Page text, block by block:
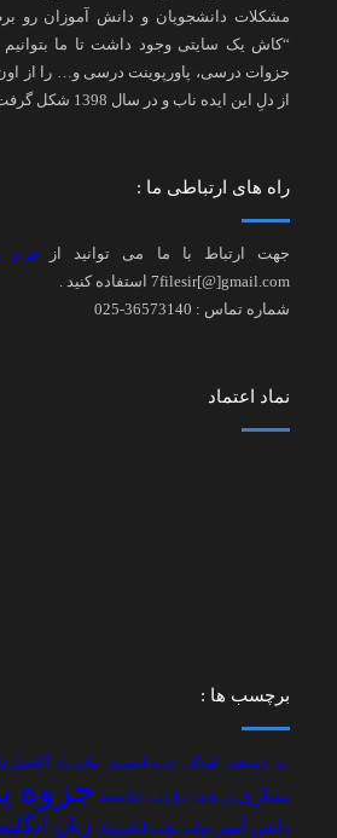
مشکلات دانشجویان و دانش آموزان رو
“کاش یک سایتی وجود داشت تا ما بتوانیم
جزوات درسی، پاورپوینت درسی و… را از اون
از دلِ این ایده ناب و در سال 1398 شکل گرفت.
راه های ارتباطی ما :
جهت ارتباط با ما می توانید ازفرم
7filesir[@]gmail.com استفاده کنید .
شماره تماس : 36573140-025
نماد اعتماد
برچسب ها :
آب آزمایشی آلودگی اجاره استرس انبارداری اکسل
بیماری تاریخچه ترازنامه جامعه جزوه
دانش آموز دولت دولت الکترونیک زبان